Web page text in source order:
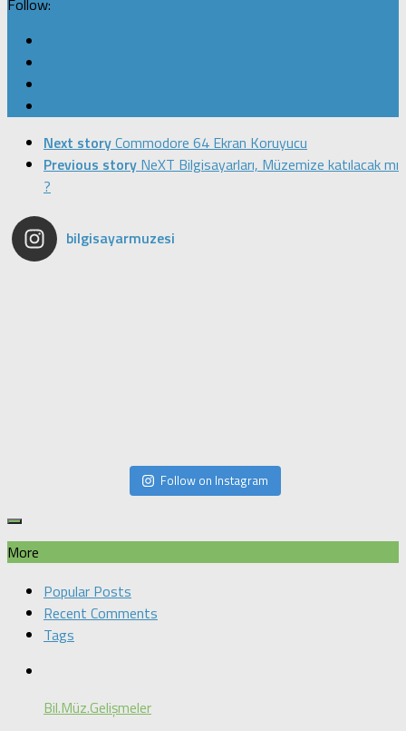
Follow:
Next storyCommodore 64 Ekran Koruyucu
Previous story NeXT Bilgisayarları, Müzemize katılacak mı
?
bilgisayarmuzesi
Follow on Instagram
More
Popular Posts
Recent Comments
Tags
Bil.Müz.Gelişmeler